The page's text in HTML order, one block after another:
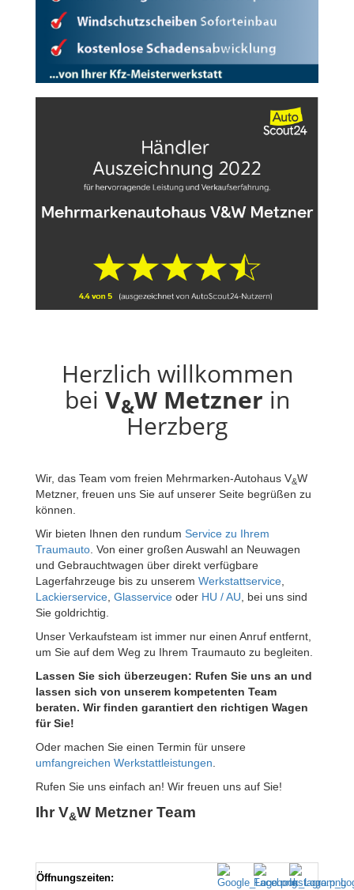
Herzlich willkommen
bei V&W Metzner in
Herzberg
Wir, das Team vom freien Mehrmarken-Autohaus V&W
Metzner, freuen uns Sie auf unserer Seite begrüßen zu
können.
Wir bieten Ihnen den rundum Service zu Ihrem
Traumauto. Von einer großen Auswahl an Neuwagen
und Gebrauchtwagen über direkt verfügbare
Lagerfahrzeuge bis zu unserem Werkstattservice,
Lackierservice, Glasservice oder HU / AU, bei uns sind
Sie goldrichtig.
Unser Verkaufsteam ist immer nur einen Anruf entfernt,
um Sie auf dem Weg zu Ihrem Traumauto zu begleiten.
Lassen Sie sich überzeugen: Rufen Sie uns an und
lassen sich von unserem kompetenten Team
beraten. Wir finden garantiert den richtigen Wagen
für Sie!
Oder machen Sie einen Termin für unsere
umfangreichen Werkstattleistungen.
Rufen Sie uns einfach an! Wir freuen uns auf Sie!
Ihr V&W Metzner Team
Öffnungszeiten: